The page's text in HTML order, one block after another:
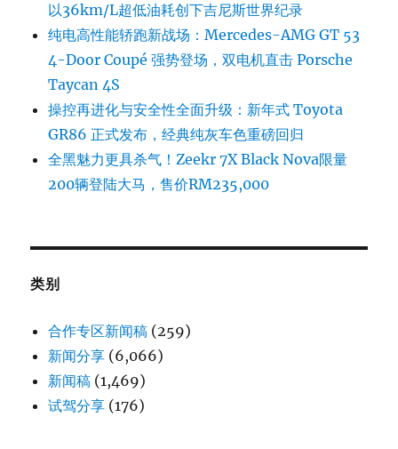
以36km/L超低油耗创下吉尼斯世界纪录
纯电高性能轿跑新战场：Mercedes-AMG GT 53
4-Door Coupé 强势登场，双电机直击 Porsche
Taycan 4S
操控再进化与安全性全面升级：新年式 Toyota
GR86 正式发布，经典纯灰车色重磅回归
全黑魅力更具杀气！Zeekr 7X Black Nova限量
200辆登陆大马，售价RM235,000
类别
合作专区新闻稿 (259)
新闻分享 (6,066)
新闻稿 (1,469)
试驾分享 (176)